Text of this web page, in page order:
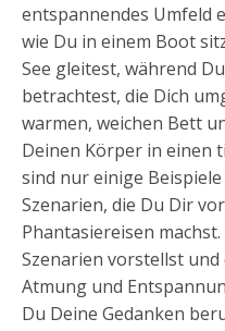
entspannendes Umfeld
wie Du in einem Boot
See gleitest, während
betrachtest, die Dich
warmen, weichen Bett
Deinen Körper in einen
sind nur einige
Szenarien, die Du Dir
Phantasiereisen
Szenarien vorstellst
Atmung und
Du Deine Gedanken